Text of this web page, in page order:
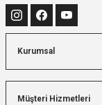
Kurumsal
Müşteri Hizmetleri